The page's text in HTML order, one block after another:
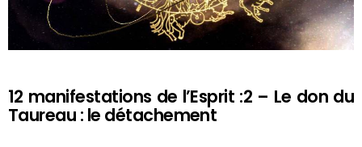
12 manifestations de l’Esprit :2 – Le don du
Taureau : le détachement